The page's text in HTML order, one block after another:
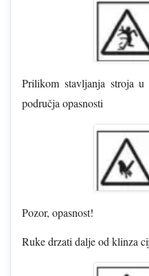
Prilikom stavljanja stroja
područja opasnosti
Pozor, opasnost!
Ruke drzati dalje od klinza